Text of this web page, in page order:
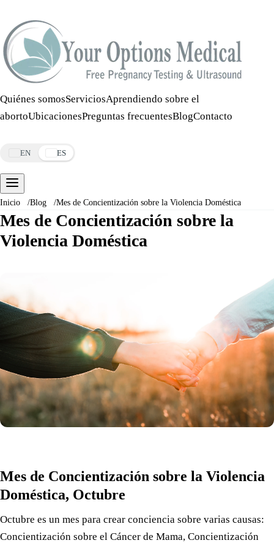
Quiénes somosServiciosAprendiendo sobre el
abortoUbicacionesPreguntas frecuentesBlogContacto
EN ES
Inicio /Blog /Mes de Concientización sobre la Violencia Doméstica
Mes de Concientización sobre la
Violencia Doméstica
Mes de Concientización sobre la Violencia
Doméstica, Octubre
Octubre es un mes para crear conciencia sobre varias causas:
Concientización sobre el Cáncer de Mama, Concientización